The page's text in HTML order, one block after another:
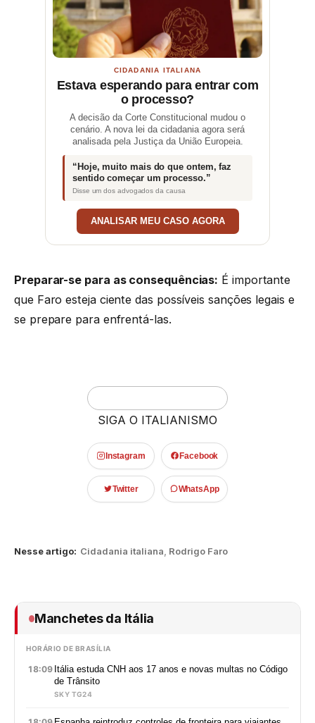
CIDADANIA ITALIANA
Estava esperando para entrar com
o processo?
A decisão da Corte Constitucional mudou o
cenário. A nova lei da cidadania agora será
analisada pela Justiça da União Europeia.
“Hoje, muito mais do que ontem, faz
sentido começar um processo.”
Disse um dos advogados da causa
ANALISAR MEU CASO AGORA
Preparar-se para as consequências: É importante
que Faro esteja ciente das possíveis sanções legais e
se prepare para enfrentá-las.
SIGA O ITALIANISMO
Instagram Facebook
Twitter WhatsApp
Nesse artigo: Cidadania italiana Rodrigo Faro
Manchetes da Itália
HORÁRIO DE BRASÍLIA
18:09 Itália estuda CNH aos 17 anos e novas multas no Código
de Trânsito
SKY TG24